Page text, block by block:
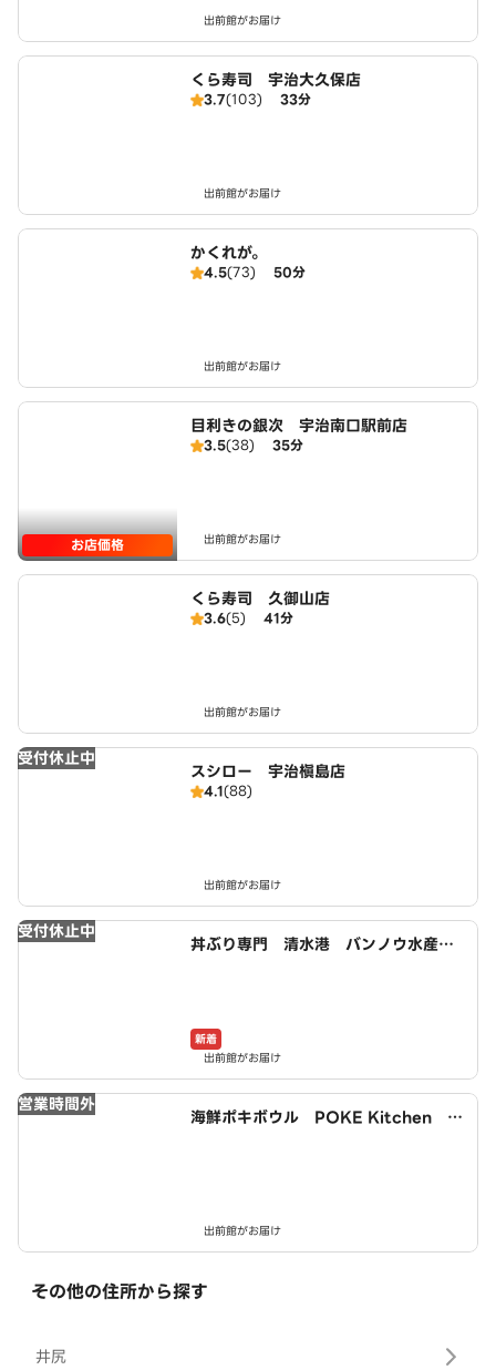
出前館がお届け
くら寿司 宇治大久保店
3.7(103) 33分
出前館がお届け
かくれが。
4.5(73) 50分
出前館がお届け
お店価格
目利きの銀次 宇治南口駅前店
3.5(38) 35分
出前館がお届け
くら寿司 久御山店
3.6(5) 41分
出前館がお届け
受付休止中
スシロー 宇治槇島店
4.1(88)
出前館がお届け
受付休止中
丼ぶり専門 清水港 バンノウ水産
新着
出前館がお届け
営業時間外
海鮮ポキボウル POKE Kitchen 小
出前館がお届け
その他の住所から探す
井尻